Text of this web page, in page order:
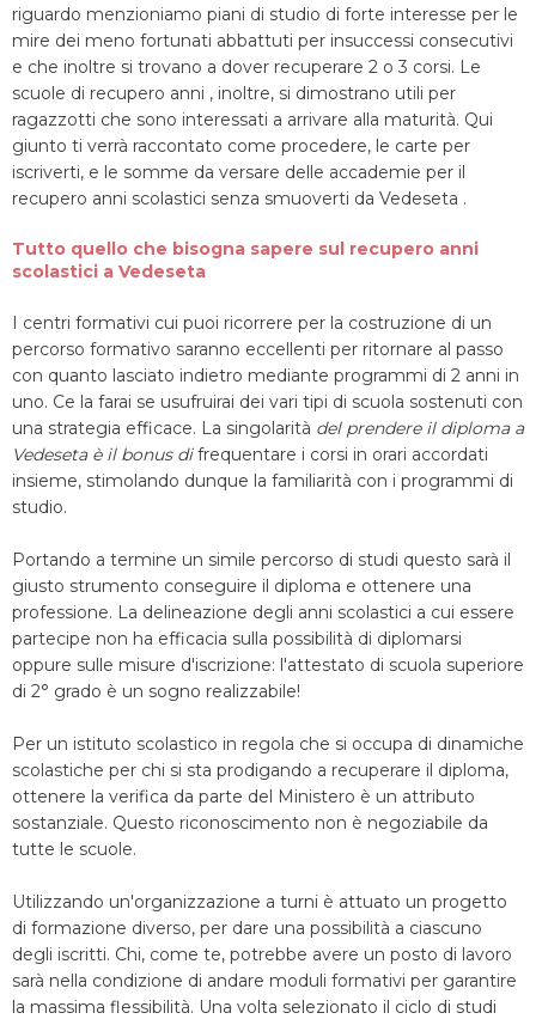
riguardo menzioniamo piani di studio di forte interesse per le
mire dei meno fortunati abbattuti per insuccessi consecutivi
e che inoltre si trovano a dover recuperare 2 o 3 corsi. Le
scuole di recupero anni , inoltre, si dimostrano utili per
ragazzotti che sono interessati a arrivare alla maturità. Qui
giunto ti verrà raccontato come procedere, le carte per
iscriverti, e le somme da versare delle accademie per il
recupero anni scolastici senza smuoverti da Vedeseta .
Tutto quello che bisogna sapere sul recupero anni
scolastici a Vedeseta
I centri formativi cui puoi ricorrere per la costruzione di un
percorso formativo saranno eccellenti per ritornare al passo
con quanto lasciato indietro mediante programmi di 2 anni in
uno. Ce la farai se usufruirai dei vari tipi di scuola sostenuti con
una strategia efficace. La singolarità del prendere il diploma a
Vedeseta è il bonus difrequentare i corsi in orari accordati
insieme, stimolando dunque la familiarità con i programmi di
studio.
Portando a termine un simile percorso di studi questo sarà il
giusto strumento conseguire il diploma e ottenere una
professione. La delineazione degli anni scolastici a cui essere
partecipe non ha efficacia sulla possibilità di diplomarsi
oppure sulle misure d'iscrizione: l'attestato di scuola superiore
di 2° grado è un sogno realizzabile!
Per un istituto scolastico in regola che si occupa di dinamiche
scolastiche per chi si sta prodigando a recuperare il diploma,
ottenere la verifica da parte del Ministero è un attributo
sostanziale. Questo riconoscimento non è negoziabile da
tutte le scuole.
Utilizzando un'organizzazione a turni è attuato un progetto
di formazione diverso, per dare una possibilità a ciascuno
degli iscritti. Chi, come te, potrebbe avere un posto di lavoro
sarà nella condizione di andare moduli formativi per garantire
la massima flessibilità. Una volta selezionato il ciclo di studi